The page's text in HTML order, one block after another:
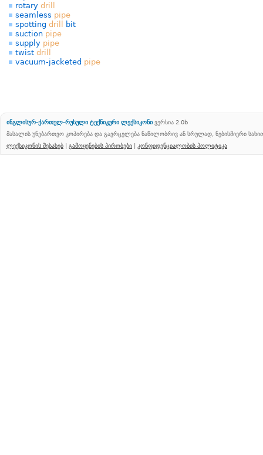
rotary drill
seamless pipe
spotting drill
bit
suction pipe
supply pipe
twist drill
vacuum-jacketed pipe
ინგლისურ-ქართულ-რუსული ტექნიკური ლექსიკონი ვერსია 2.0b
მასალის უნებართვო კოპირება და გავრცელება ნაწილობრივ ან სრულად, ნებისმიერი
ლექსიკონის შესახებ | გამოყენების პირობები | კონფიდენციალობის პოლიტიკა